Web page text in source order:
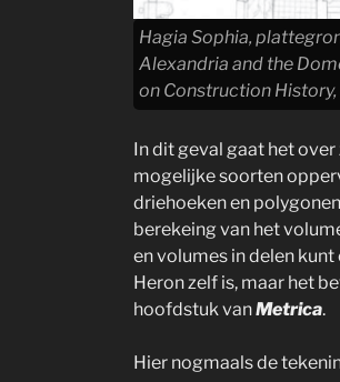
Hagia Sophia,
Alexandria and the
on Construction
In dit geval gaat het
mogelijke soorten
driehoeken en
berekeing van het
en volumes in delen
Heron zelf is, maar het
hoofdstuk vanMetrica.
Hier nogmaals de